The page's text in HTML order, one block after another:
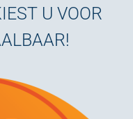
U VOOR